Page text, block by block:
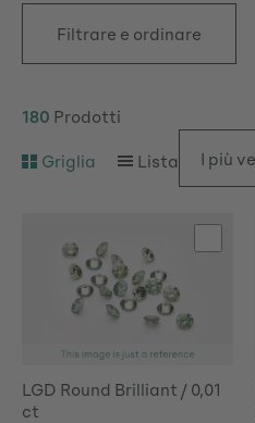
Filtrare e ordinare
180 Prodotti
Griglia Lista
LGD Round Brilliant / 0,01
ct